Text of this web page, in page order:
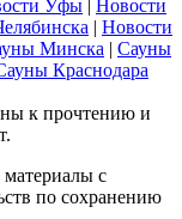
Уфы | Новости
| Новости
Минска | Сауны
Краснодара
к прочтению и
с
по сохранению